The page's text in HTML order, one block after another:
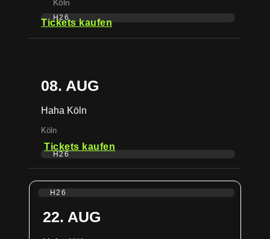
Köln
H26
Tickets kaufen
08. AUG
Haha Köln
Köln
Tickets kaufen
H26
H26
22. AUG